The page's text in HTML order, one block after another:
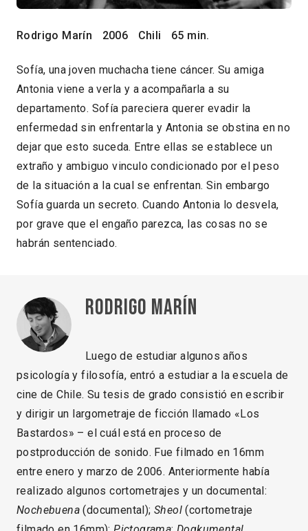
Rodrigo Marín 2006 Chili 65 min.
Sofía, una joven muchacha tiene cáncer. Su amiga
Antonia viene a verla y a acompañarla a su
departamento. Sofía pareciera querer evadir la
enfermedad sin enfrentarla y Antonia se obstina en no
dejar que esto suceda. Entre ellas se establece un
extraño y ambiguo vinculo condicionado por el peso
de la situación a la cual se enfrentan. Sin embargo
Sofía guarda un secreto. Cuando Antonia lo desvela,
por grave que el engaño parezca, las cosas no se
habrán sentenciado.
Rodrigo Marín
Luego de estudiar algunos años
psicología y filosofía, entró a estudiar a la escuela de
cine de Chile. Su tesis de grado consistió en escribir
y dirigir un largometraje de ficción llamado «Los
Bastardos» – el cuál está en proceso de
postproducción de sonido. Fue filmado en 16mm
entre enero y marzo de 2006. Anteriormente había
realizado algunos cortometrajes y un documental:
Nochebuena(documental);Sheol (cortometraje